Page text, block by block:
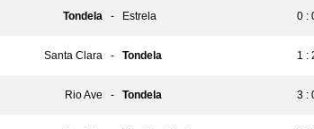
Tondela - Estrela 0 :
Santa Clara - Tondela 1 :
Rio Ave - Tondela 3 :